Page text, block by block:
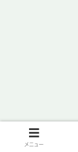
メニュー